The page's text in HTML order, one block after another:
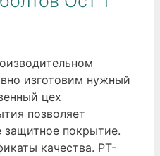
изготовим нужный
цех
позволяет
защитное покрытие.
качества. РТ-